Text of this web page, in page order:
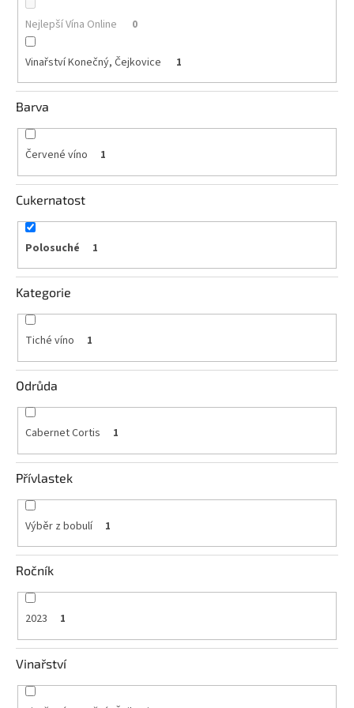
Akční
nabídka
láhve
skladem
Cuvée
vína
Vína
jakosti
Víno
podle
obsahu
cukru
Dárkové
vína
Delikatesy
k
vínu
Vývrtky
-
větší
objem
Ostatní
vína
Značky
Přihlášení
Nejlepší Vína Online 0
Vinařství Konečný, Čejkovice 1
Barva
Červené víno 1
Cukernatost
Polosuché 1
Kategorie
Tiché víno 1
Odrůda
Cabernet Cortis 1
Přívlastek
Výběr z bobulí 1
Ročník
2023 1
Vinařství